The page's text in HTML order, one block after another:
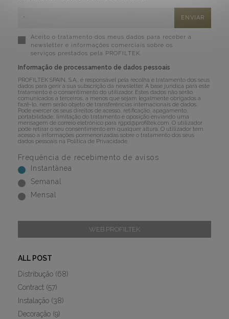
Aceito o tratamento dos meus dados para receber a
newsletter e informações comerciais sobre os
serviços prestados pela PROFILTEK.
Informação de processamento de dados pessoais
PROFILTEK SPAIN, S.A., é responsável pela recolha e tratamento dos seus
dados para gerir a sua subscrição da newsletter. A base jurídica para este
tratamento é o consentimento do utilizador. Estes dados não serão
comunicados a terceiros, a menos que sejam legalmente obrigados a
fazê-lo, nem serão objeto de transferências internacionais de dados.
Pode exercer os seus direitos de acesso, retificação, apagamento,
portabilidade, limitação do tratamento e oposição enviando uma
mensagem de correio eletrónico para rgpd@profiltek.com . O utilizador
pode retirar o seu consentimento em qualquer altura. O utilizador tem
acesso a informações pormenorizadas sobre o tratamento dos seus
dados pessoais na Política de Privacidade
Frequência de recebimento de avisos
Instantânea
Semanal
Mensal
WEB PROFILTEK
ALL POST
Distribução (68)
Contract (57)
Instalação (38)
Decoração (9)